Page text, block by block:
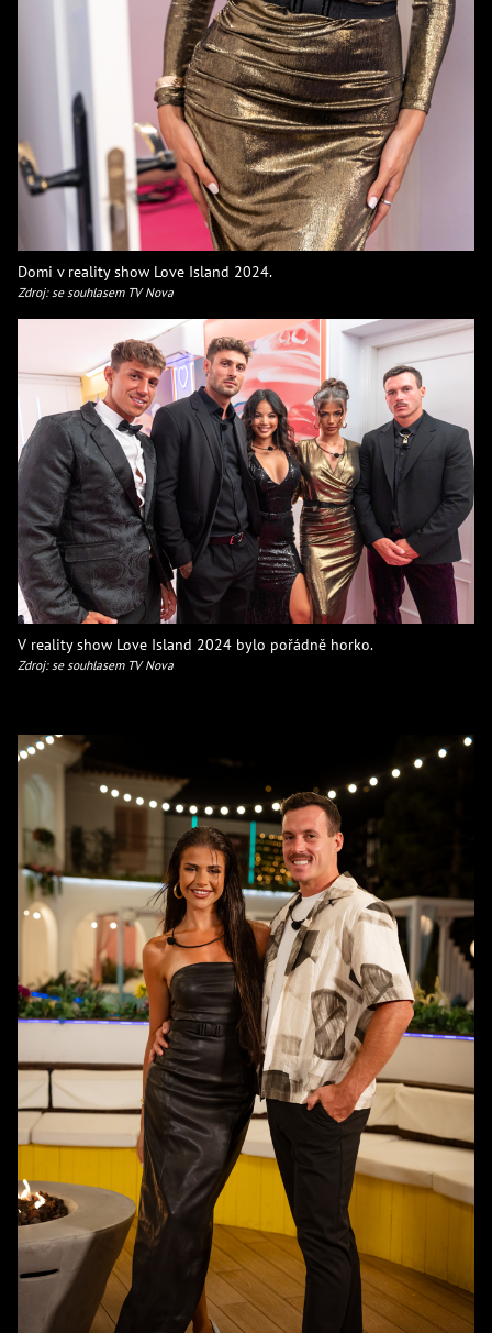
Domi v reality show Love Island 2024.
Zdroj: se souhlasem TV Nova
V reality show Love Island 2024 bylo pořádně horko.
Zdroj: se souhlasem TV Nova